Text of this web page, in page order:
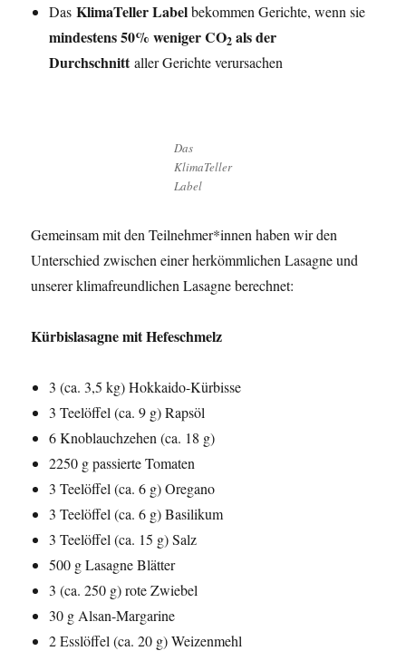
DasKlimaTeller Labelbekommen Gerichte, wenn sie
mindestens 50% weniger CO2als der
Durchschnittaller Gerichte verursachen
Das
KlimaTeller
Label
Gemeinsam mit den Teilnehmer*innen haben wir den
Unterschied zwischen einer herkömmlichen Lasagne und
unserer klimafreundlichen Lasagne berechnet:
Kürbislasagne mit Hefeschmelz
3 (ca. 3,5 kg) Hokkaido-Kürbisse
3 Teelöffel (ca. 9 g) Rapsöl
6 Knoblauchzehen (ca. 18 g)
2250 g passierte Tomaten
3 Teelöffel (ca. 6 g) Oregano
3 Teelöffel (ca. 6 g) Basilikum
3 Teelöffel (ca. 15 g) Salz
500 g Lasagne Blätter
3 (ca. 250 g) rote Zwiebel
30 g Alsan-Margarine
2 Esslöffel (ca. 20 g) Weizenmehl